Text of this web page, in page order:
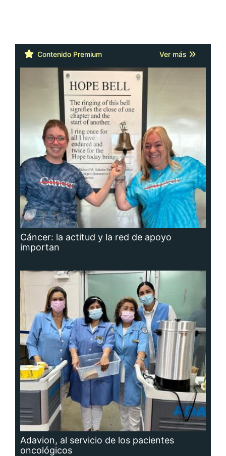
Contenido Premium Ver más
Cáncer: la actitud y la red de apoyo
importan
Adavion, al servicio de los pacientes
oncológicos